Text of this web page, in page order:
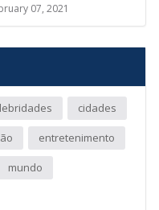
07, 2021
cidades
entretenimento
mundo